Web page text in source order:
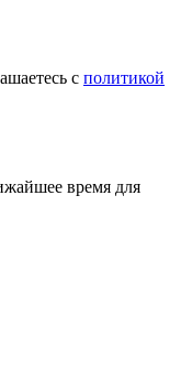
с политикой
время для